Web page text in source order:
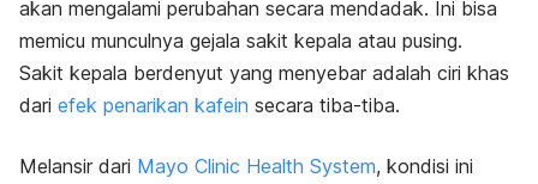
akan mengalami perubahan secara mendadak. Ini bisa
memicu munculnya gejala sakit kepala atau pusing.
Sakit kepala berdenyut yang menyebar adalah ciri khas
dari efek penarikan kafein secara tiba-tiba.
Melansir dari Mayo Clinic Health System, kondisi ini